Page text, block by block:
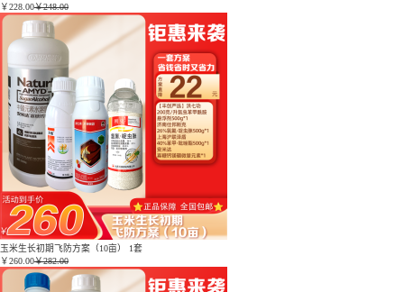
￥228.00￥248.00
玉米生长初期飞防方案（10亩） 1套
￥260.00￥282.00